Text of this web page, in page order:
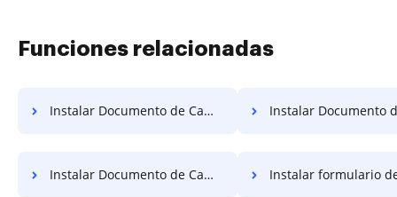
Funciones relacionadas
Instalar Documento de Campo Obligatorio Gratis Instalar Documento de Campo
Instalar Documento de Campo Requisito Gratis Instalar formulario de campo